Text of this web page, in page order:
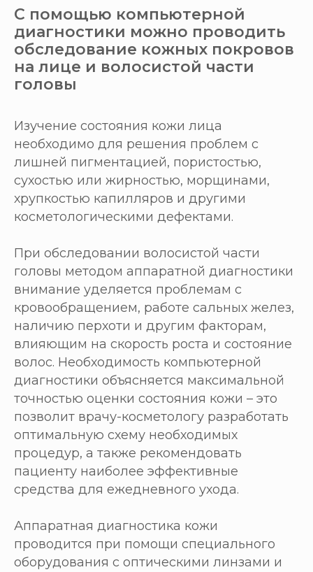
С помощью компьютерной
диагностики можно проводить
обследование кожных покровов
на лице и волосистой части
головы
Изучение состояния кожи лица
необходимо для решения проблем с
лишней пигментацией, пористостью,
сухостью или жирностью, морщинами,
хрупкостью капилляров и другими
косметологическими дефектами.
При обследовании волосистой части
головы методом аппаратной диагностики
внимание уделяется проблемам с
кровообращением, работе сальных желез,
наличию перхоти и другим факторам,
влияющим на скорость роста и состояние
волос. Необходимость компьютерной
диагностики объясняется максимальной
точностью оценки состояния кожи – это
позволит врачу-косметологу разработать
оптимальную схему необходимых
процедур, а также рекомендовать
пациенту наиболее эффективные
средства для ежедневного ухода.
Аппаратная диагностика кожи
проводится при помощи специального
оборудования с оптическими линзами и